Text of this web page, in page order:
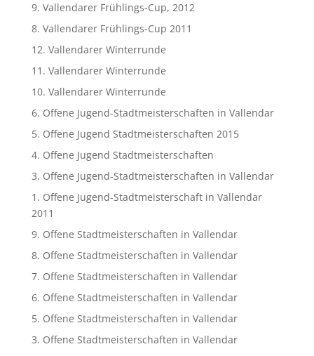
9. Vallendarer Frühlings-Cup, 2012
8. Vallendarer Frühlings-Cup 2011
12. Vallendarer Winterrunde
11. Vallendarer Winterrunde
10. Vallendarer Winterrunde
6. Offene Jugend-Stadtmeisterschaften in Vallendar
5. Offene Jugend Stadtmeisterschaften 2015
4. Offene Jugend Stadtmeisterschaften
3. Offene Jugend-Stadtmeisterschaften in Vallendar
1. Offene Jugend-Stadtmeisterschaft in Vallendar
2011
9. Offene Stadtmeisterschaften in Vallendar
8. Offene Stadtmeisterschaften in Vallendar
7. Offene Stadtmeisterschaften in Vallendar
6. Offene Stadtmeisterschaften in Vallendar
5. Offene Stadtmeisterschaften in Vallendar
3. Offene Stadtmeisterschaften in Vallendar